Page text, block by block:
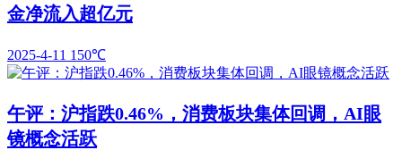
金净流入超亿元
2025-4-11 150℃
午评：沪指跌0.46%，消费板块集体回调，AI眼
镜概念活跃